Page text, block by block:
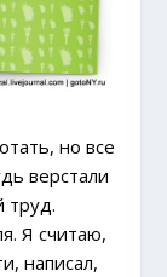
но все
верстали
труд.
Я считаю,
написал,